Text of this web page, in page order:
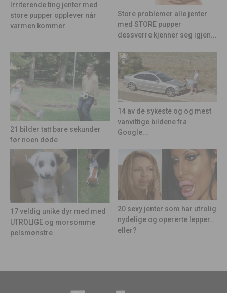
Irriterende ting jenter med
store pupper opplever når
varmen kommer
Store problemer alle jenter
med STORE pupper
dessverre kjenner seg igjen...
21 bilder tatt bare sekunder
før noen døde
14 av de sykeste og og mest
vanvittige bildene fra
Google...
17 veldig unike dyr med med
UTROLIGE og morsomme
pelsmønstre
20 sexy jenter som har utrolig
nydelige og opererte lepper…
eller?